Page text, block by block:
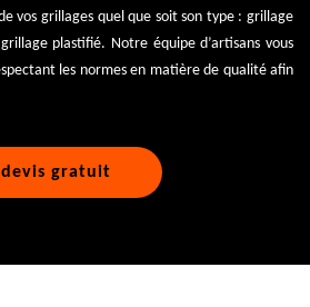
vos grillages quel que soit son type : grillage
plastifié. Notre équipe d’artisans vous
les normes en matière de qualité afin
devis gratuit